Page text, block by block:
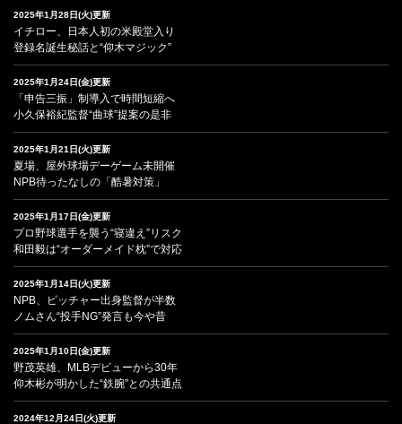
2025年1月28日(火)更新
イチロー、日本人初の米殿堂入り
登録名誕生秘話と“仰木マジック”
2025年1月24日(金)更新
「申告三振」制導入で時間短縮へ
小久保裕紀監督“曲球”提案の是非
2025年1月21日(火)更新
夏場、屋外球場デーゲーム未開催
NPB待ったなしの「酷暑対策」
2025年1月17日(金)更新
プロ野球選手を襲う“寝違え”リスク
和田毅は“オーダーメイド枕”で対応
2025年1月14日(火)更新
NPB、ピッチャー出身監督が半数
ノムさん“投手NG”発言も今や昔
2025年1月10日(金)更新
野茂英雄、MLBデビューから30年
仰木彬が明かした“鉄腕”との共通点
2024年12月24日(火)更新